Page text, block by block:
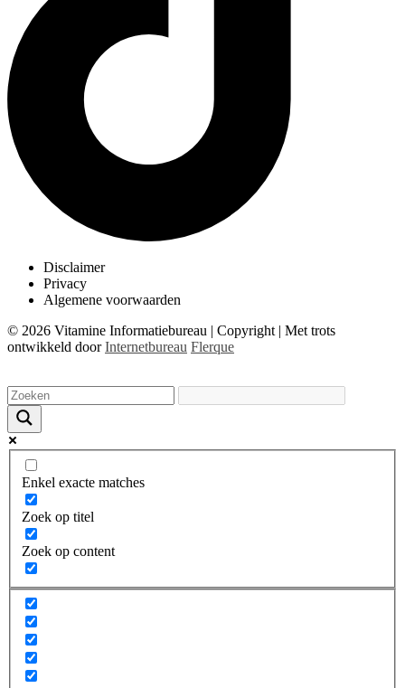
Disclaimer
Privacy
Algemene voorwaarden
© 2026 Vitamine Informatiebureau | Copyright | Met trots
ontwikkeld doorInternetbureau Flerque
Enkel exacte matches
Zoek op titel
Zoek op content